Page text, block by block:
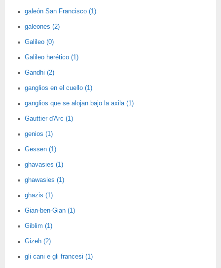
galeón San Francisco (1)
galeones (2)
Galileo (0)
Galileo herético (1)
Gandhi (2)
ganglios en el cuello (1)
ganglios que se alojan bajo la axila (1)
Gauttier d'Arc (1)
genios (1)
Gessen (1)
ghavasies (1)
ghawasies (1)
ghazis (1)
Gian-ben-Gian (1)
Giblim (1)
Gizeh (2)
gli cani e gli francesi (1)